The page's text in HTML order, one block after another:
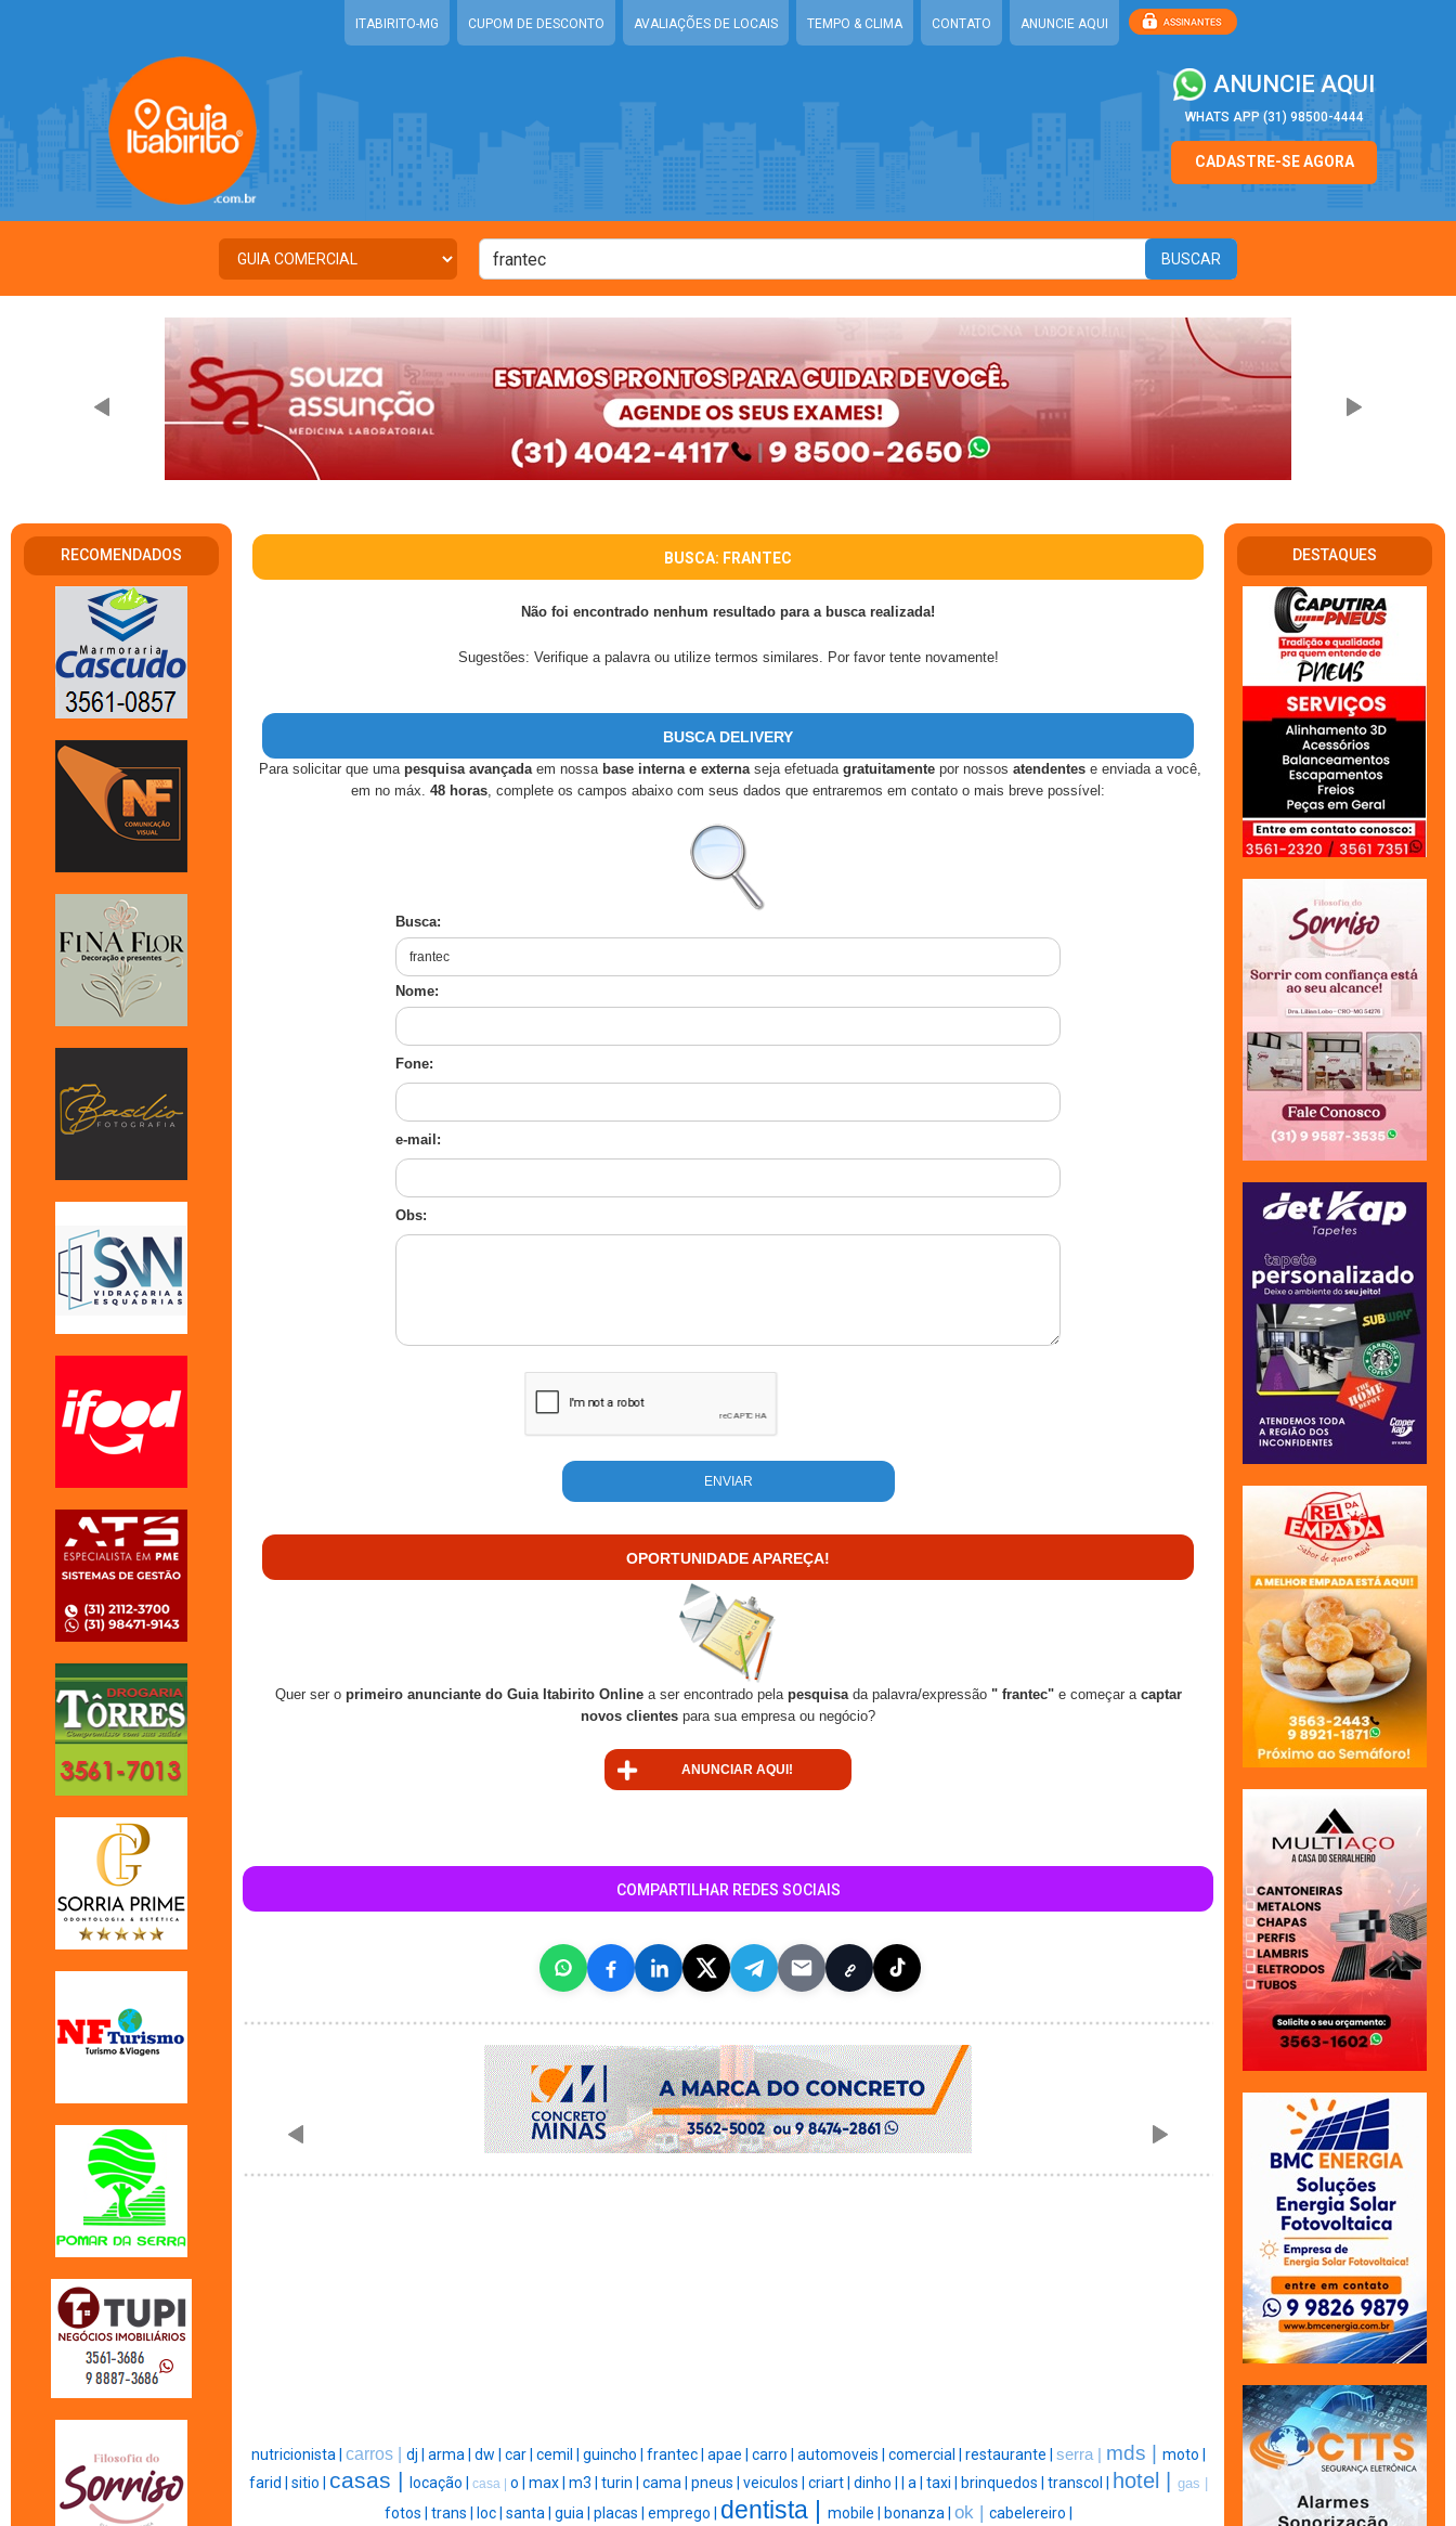
ITABIRITO-MG CUPOM DE DESCONTO AVALIAÇÕES DE LOCAIS TEMPO & CLIMA CONTATO ANUNCIE AQUI
ANUNCIE AQUI
WHATS APP (31) 98500-4444
CADASTRE-SE AGORA
RECOMENDADOS BUSCA: FRANTEC
Não foi encontrado nenhum resultado para a busca realizada!
Sugestões: Verifique a palavra ou utilize termos similares. Por favor tente novamente!
BUSCA DELIVERY
Para solicitar que uma pesquisa avançadaem nossabase interna e externaseja efetuada gratuitamente por nossos atendentes e enviada a você,
em no máx. 48 horas, complete os campos abaixo com seus dados que entraremos em contato o mais breve possível:
Busca:
Nome:
Fone:
e-mail:
Obs:
OPORTUNIDADE APAREÇA!
Quer ser o primeiro anunciante do Guia Itabirito Onlinea ser encontrado pela pesquisada palavra/expressão" frantec"e começar a captar
novos clientes para sua empresa ou negócio?
ANUNCIAR AQUI!
COMPARTILHAR REDES SOCIAIS
nutricionista | carros | dj | arma | dw | car | cemil | guincho | frantec | apae | carro | automoveis | comercial | restaurante | serra | mds |
moto |
farid | sitio | casas | locação | casa | o | max | m3 | turin | cama | pneus | veiculos | criart | dinho | a | taxi | brinquedos | transcol | hotel | gas |
fotos | trans | loc | santa | guia | placas | emprego | dentista | mobile | bonanza | ok | cabelereiro |
DESTAQUES